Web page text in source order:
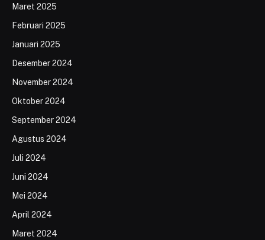
Maret 2025
Februari 2025
Januari 2025
Desember 2024
November 2024
Oktober 2024
September 2024
Agustus 2024
Juli 2024
Juni 2024
Mei 2024
April 2024
Maret 2024